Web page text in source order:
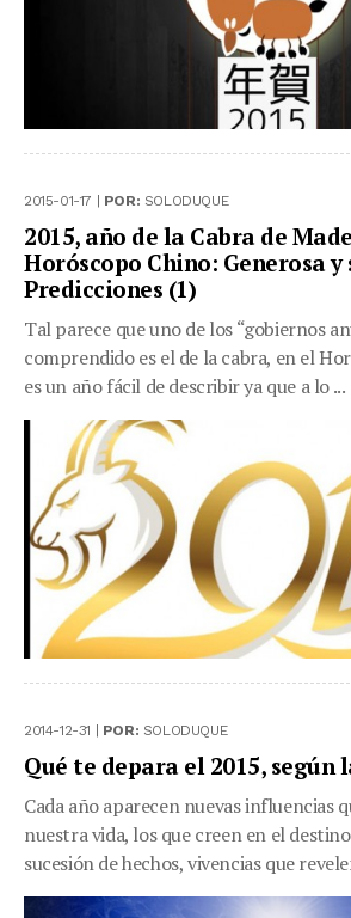
2015-01-17 | POR: SOLODUQUE
2015, año de la Cabra de
Horóscopo Chino: Generosa
Predicciones (1)
Tal parece que uno de los “gobiernos
comprendido es el de la cabra, en el
es un año fácil de describir ya que a lo ...
2014-12-31 | POR: SOLODUQUE
Qué te depara el 2015,
Cada año aparecen nuevas influencias
nuestra vida, los que creen en el
sucesión de hechos, vivencias que